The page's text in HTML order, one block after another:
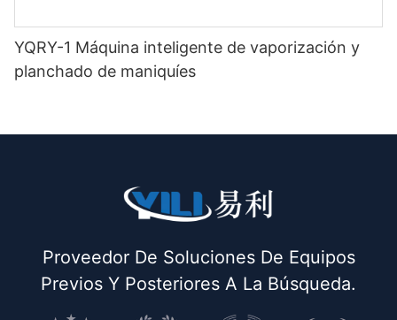
YQRY-1 Máquina inteligente de vaporización y
planchado de maniquíes
Proveedor De Soluciones De Equipos
Previos Y Posteriores A La Búsqueda.